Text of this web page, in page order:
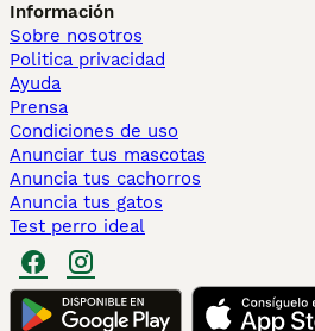
Información
Sobre nosotros
Politica privacidad
Ayuda
Prensa
Condiciones de uso
Anunciar tus mascotas
Anuncia tus cachorros
Anuncia tus gatos
Test perro ideal